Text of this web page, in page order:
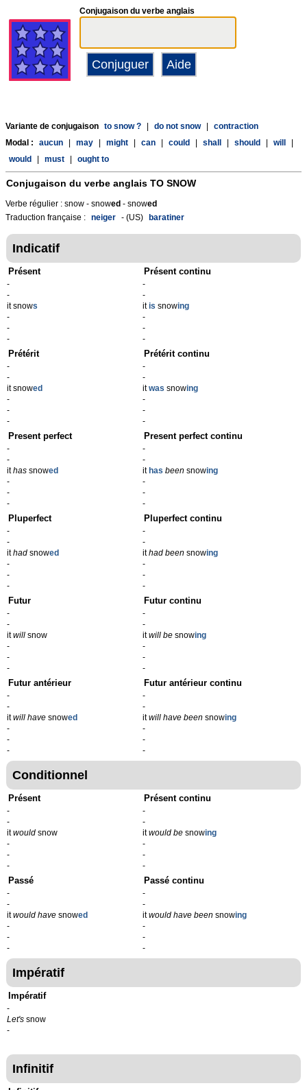
Conjugaison du verbe anglais
Variante de conjugaison to snow ? do not snow
contraction
Modal :
aucun may might can could shall should will
would
must ought to
Conjugaison du verbe anglais TO SNOW
Verbe régulier : snow - snowed - snowed
Traduction française : neiger - (US) baratiner
Indicatif
Présent
-
-
it snows
-
-
-
Présent continu
-
-
itis snowing
-
-
-
Prétérit
-
-
it snowed
-
-
-
Prétérit continu
-
-
itwas snowing
-
-
-
Present perfect
-
-
ithas snowed
-
-
-
Present perfect continu
-
-
ithas beensnowing
-
-
-
Pluperfect
-
-
ithad snowed
-
-
-
Pluperfect continu
-
-
ithad beensnowing
-
-
-
Futur
-
-
itwill snow
-
-
-
Futur continu
-
-
itwill besnowing
-
-
-
Futur antérieur
-
-
itwill have snowed
-
-
-
Futur antérieur continu
-
-
itwill have beensnowing
-
-
-
Conditionnel
Présent
-
-
itwould snow
-
-
-
Présent continu
-
-
itwould besnowing
-
-
-
Passé
-
-
itwould have snowed
-
-
-
Passé continu
-
-
itwould have beensnowing
-
-
-
Impératif
Impératif
-
Let's snow
-
Infinitif